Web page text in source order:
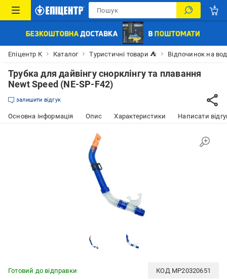
Епіцентр К Каталог Туристичні товари ⛺ Відпочинок на
Трубка для дайвінгу снорклінгу та плавання
Newt Speed (NE-SP-F42)
залишити відгук
Основна інформація Опис Характеристики Написати
Готовий до відправки КОД MP20320651